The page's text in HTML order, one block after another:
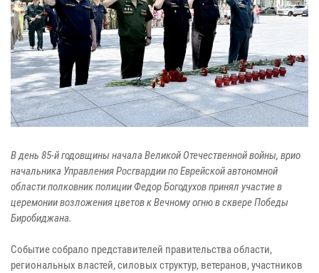
В день 85-й годовщины начала Великой Отечественной войны, врио
начальника Управления Росгвардии по Еврейской автономной
области полковник полиции Федор Богодухов принял участие в
церемонии возложения цветов к Вечному огню в сквере Победы
Биробиджана.
Событие собрало представителей правительства области,
региональных властей, силовых структур, ветеранов, участников